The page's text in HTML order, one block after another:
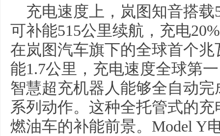
充电速度上，岚图知音搭
可补能515公里续航，充电
在岚图汽车旗下的全球首个
能1.7公里，充电速度全球第
智慧超充机器人能够全自动
系列动作。这种全托管式的
燃油车的补能前景。Model Y